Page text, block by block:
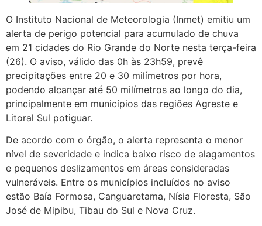
O Instituto Nacional de Meteorologia (Inmet) emitiu um
alerta de perigo potencial para acumulado de chuva
em 21 cidades do Rio Grande do Norte nesta terça-feira
(26). O aviso, válido das 0h às 23h59, prevê
precipitações entre 20 e 30 milímetros por hora,
podendo alcançar até 50 milímetros ao longo do dia,
principalmente em municípios das regiões Agreste e
Litoral Sul potiguar.
De acordo com o órgão, o alerta representa o menor
nível de severidade e indica baixo risco de alagamentos
e pequenos deslizamentos em áreas consideradas
vulneráveis. Entre os municípios incluídos no aviso
estão Baía Formosa, Canguaretama, Nísia Floresta, São
José de Mipibu, Tibau do Sul e Nova Cruz.